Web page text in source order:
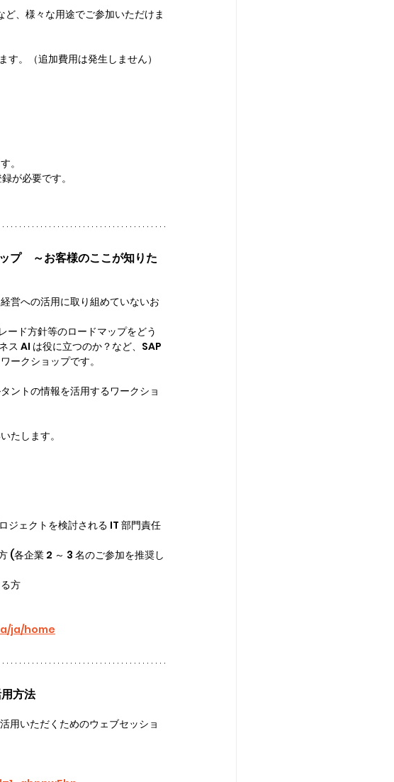
、様々な用途でご参加いただけま
。（追加費用は発生しません）
。
必要です。
プ　～お客様のここが知りた
営への活用に取り組めていないお
ード方針等のロードマップをどう
AI は役に立つのか？など、SAP
ークショップです。
ントの情報を活用するワークショ
たします。
ェクトを検討される IT 部門責任
(各企業 2 ～ 3 名のご参加を推奨し
方
ja/home
方法
用いただくためのウェブセッショ